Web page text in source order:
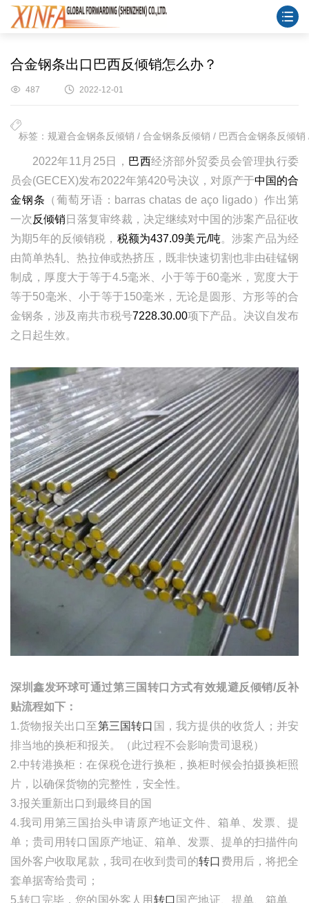
合金钢条出口巴西反倾销怎么办？
487 2022-12-01
标签：规避合金钢条反倾销 / 合金钢条反倾销 / 巴西合金钢条反倾
2022年11月25日， 巴西经济部外贸委员会管理执行委
员会(GECEX)发布2022年第420号决议，对原产于中国的合
金钢条 （葡萄牙语：barras chatas de aço ligado）作出第
一次反倾销 日落复审终裁，决定继续对中国的涉案产品征收
为期5年的反倾销税， 税额为437.09美元/吨。涉案产品为经
由简单热轧、热拉伸或热挤压，既非快速切割也非由硅锰钢
制成，厚度大于等于4.5毫米、小于等于60毫米，宽度大于
等于50毫米、小于等于150毫米，无论是圆形、方形等的合
金钢条，涉及南共市税号7228.30.00项下产品。决议自发布
之日起生效。
深圳鑫发环球可通过第三国转口方式有效规避反倾销/反补
贴流程如下：
1.货物报关出口至第三国转口 国，我方提供的收货人；并安
排当地的换柜和报关。（此过程不会影响贵司退税）
2.中转港换柜：在保税仓进行换柜，换柜时候会拍摄换柜照
片，以确保货物的完整性，安全性。
3.报关重新出口到最终目的国
4.我司用第三国抬头申请原产地证文件、箱单、发票、提
单；贵司用转口国原产地证、箱单、发票、提单的扫描件向
国外客户收取尾款，我司在收到贵司的转口 费用后，将把全
套单据寄给贵司；
5.转口完毕，您的国外客人用 转口 国产地证、提单、箱单、